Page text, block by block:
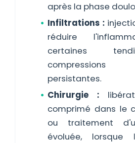
après la phase
Infiltrations :
réduire
certaines
compressions
persistantes.
Chirurgie :
comprimé dans le
ou traitement
évoluée, lorsque